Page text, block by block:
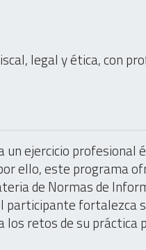
legal y ética, con
un ejercicio profesional
ello, este programa
de Normas de
participante fortalezca
los retos de su práctica